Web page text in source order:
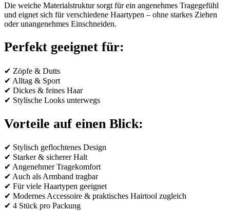
Die weiche Materialstruktur sorgt für ein angenehmes Tragegefühl
und eignet sich für verschiedene Haartypen – ohne starkes Ziehen
oder unangenehmes Einschneiden.
Perfekt geeignet für:
✔ Zöpfe & Dutts
✔ Alltag & Sport
✔ Dickes & feines Haar
✔ Stylische Looks unterwegs
Vorteile auf einen Blick:
✔ Stylisch geflochtenes Design
✔ Starker & sicherer Halt
✔ Angenehmer Tragekomfort
✔ Auch als Armband tragbar
✔ Für viele Haartypen geeignet
✔ Modernes Accessoire & praktisches Hairtool zugleich
✔ 4 Stück pro Packung